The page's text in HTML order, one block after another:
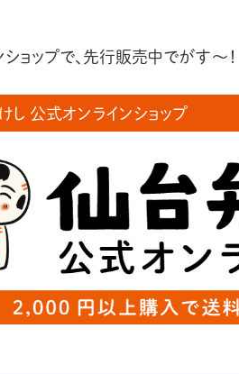
ョップで、先行販売中でがす〜！
し 公式オンラインショップ